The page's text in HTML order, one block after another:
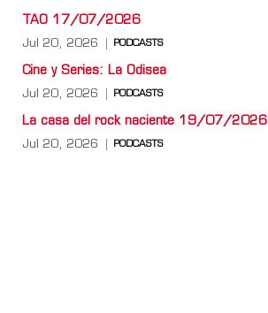
TAO 17/07/2026
Jul 20, 2026 PODCASTS
Cine y Series: La Odisea
Jul 20, 2026 PODCASTS
La casa del rock naciente 19/07/2026
Jul 20, 2026 PODCASTS